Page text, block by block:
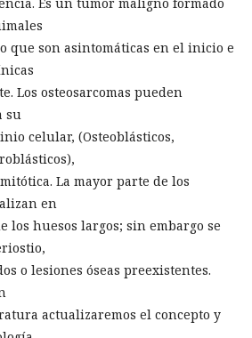
que son asintomáticas en el inicio e
Los osteosarcomas pueden
su
celular, (Osteoblásticos,
La mayor parte de los
en
los huesos largos; sin embargo se
o lesiones óseas preexistentes.
actualizaremos el concepto y